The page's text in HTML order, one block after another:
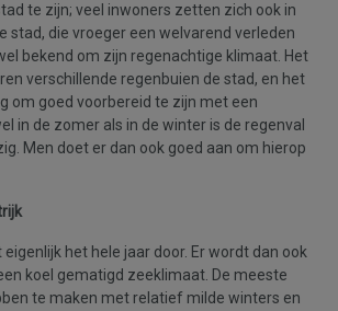
te zijn; veel inwoners zetten zich ook in
stad, die vroeger een welvarend verleden
bekend om zijn regenachtige klimaat. Het
verschillende regenbuien de stad, en het
om goed voorbereid te zijn met een
in de zomer als in de winter is de regenval
Men doet er dan ook goed aan om hierop
eigenlijk het hele jaar door. Er wordt dan ook
koel gematigd zeeklimaat. De meeste
te maken met relatief milde winters en